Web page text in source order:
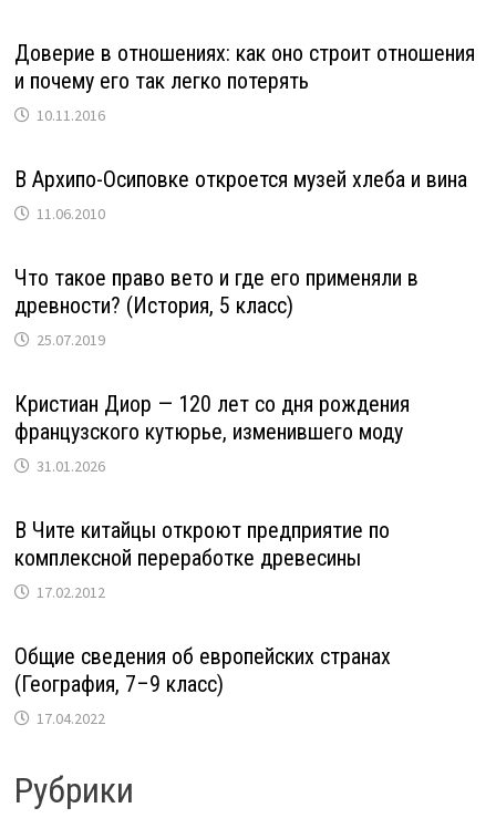
Доверие в отношениях: как оно строит отношения
и почему его так легко потерять
10.11.2016
В Архипо-Осиповке откроется музей хлеба и вина
11.06.2010
Что такое право вето и где его применяли в
древности? (История, 5 класс)
25.07.2019
Кристиан Диор — 120 лет со дня рождения
французского кутюрье, изменившего моду
31.01.2026
В Чите китайцы откроют предприятие по
комплексной переработке древесины
17.02.2012
Общие сведения об европейских странах
(География, 7–9 класс)
17.04.2022
Рубрики